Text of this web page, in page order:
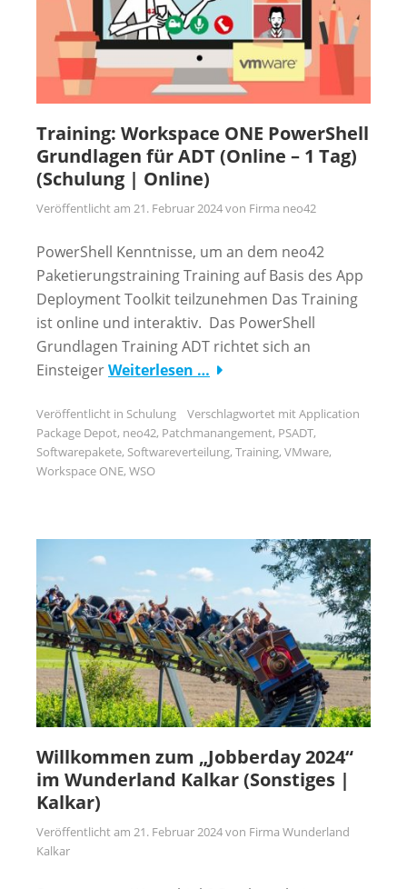
Training: Workspace ONE PowerShell
Grundlagen für ADT (Online – 1 Tag)
(Schulung | Online)
Veröffentlicht am 21. Februar 2024von Firma neo42
PowerShell Kenntnisse, um an dem neo42
Paketierungstraining Training auf Basis des App
Deployment Toolkit teilzunehmen Das Training
ist online und interaktiv. Das PowerShell
Grundlagen Training ADT richtet sich an
EinsteigerWeiterlesen …
Veröffentlicht in Schulung Verschlagwortet mitApplication
Package Depot, neo42, Patchmanangement, PSADT,
Softwarepakete, Softwareverteilung, Training, VMware,
Workspace ONE, WSO
Willkommen zum „Jobberday 2024“
im Wunderland Kalkar (Sonstiges |
Kalkar)
Veröffentlicht am 21. Februar 2024von Firma Wunderland
Kalkar